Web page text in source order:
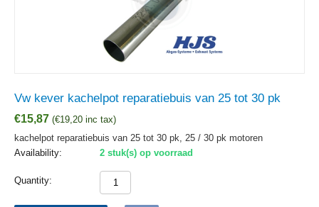
Vw kever kachelpot reparatiebuis van 25 tot 30 pk
€15,87 (€19,20 inc tax)
kachelpot reparatiebuis van 25 tot 30 pk, 25 / 30 pk motoren
Availability:
2 stuk(s) op voorraad
Quantity: